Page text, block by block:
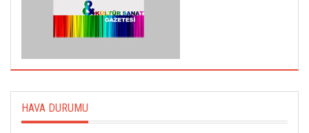
HAVA DURUMU